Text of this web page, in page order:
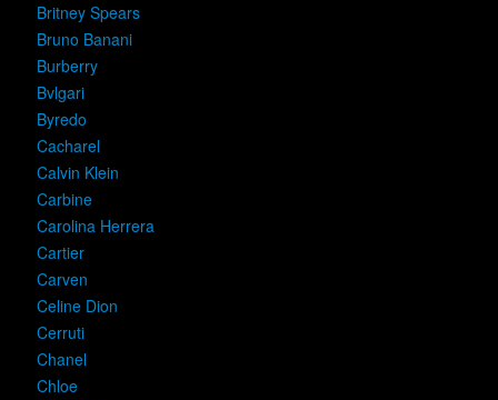
Britney Spears
Bruno Banani
Burberry
Bvlgari
Byredo
Cacharel
Calvin Klein
Carbine
Carolina Herrera
Cartier
Carven
Celine Dion
Cerruti
Chanel
Chloe